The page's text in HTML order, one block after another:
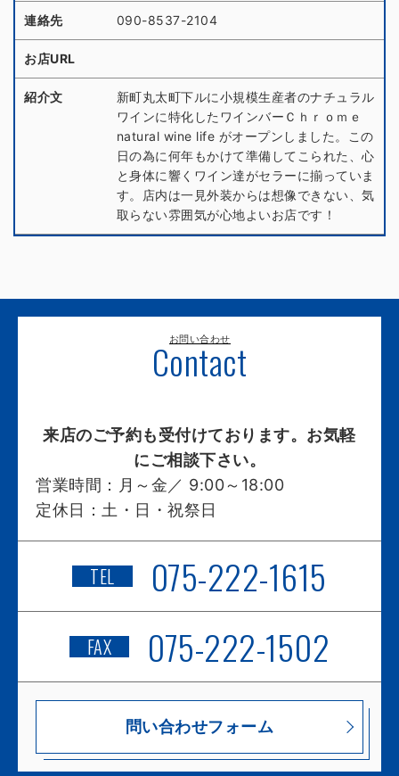
連絡先 090-8537-2104
お店URL
紹介文
新町丸太町下ルに小規模生産者のナチュラル
ワインに特化したワインバーＣｈｒｏｍｅ
natural wine life がオープンしました。この
日の為に何年もかけて準備してこられた、心
と身体に響くワイン達がセラーに揃っていま
す。店内は一見外装からは想像できない、気
取らない雰囲気が心地よいお店です！
お問い合わせ
Contact
来店のご予約も受付けております。お気軽
にご相談下さい。
営業時間：
月～金／ 9:00～18:00
定休日： 土・日・祝祭日
TEL 075-222-1615
FAX 075-222-1502
問い合わせフォーム